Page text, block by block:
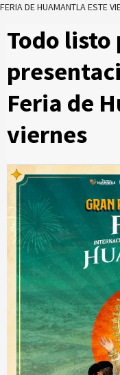
FERIA DE HUAMANTLA ESTE
Todo listo
Feria de
viernes